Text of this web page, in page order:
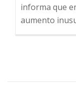
informa que
aumento